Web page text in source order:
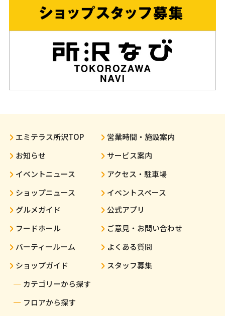
エミテラス所沢TOP
お知らせ
イベントニュース
ショップニュース
グルメガイド
フードホール
パーティールーム
ショップガイド
カテゴリーから探す
フロアから探す
営業時間・施設案内
サービス案内
アクセス・駐車場
イベントスペース
公式アプリ
ご意見・お問い合わせ
よくある質問
スタッフ募集